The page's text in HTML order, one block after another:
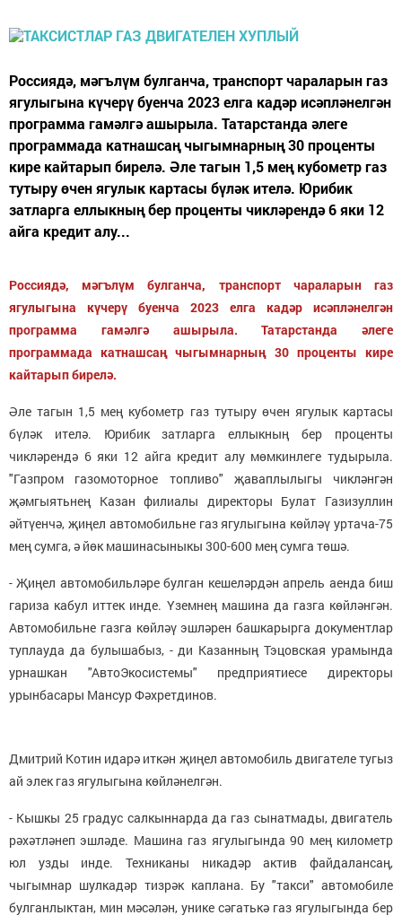
Россиядә, мәгълүм булганча, транспорт чараларын газ
ягулыгына күчерү буенча 2023 елга кадәр исәпләнелгән
программа гамәлгә ашырыла. Татарстанда әлеге
программада катнашсаң чыгымнарның 30 проценты
кире кайтарып бирелә. Әле тагын 1,5 мең кубометр газ
тутыру өчен ягулык картасы бүләк ителә. Юрибик
затларга еллыкның бер проценты чикләрендә 6 яки 12
айга кредит алу...
Россиядә, мәгълүм булганча, транспорт чараларын газ
ягулыгына күчерү буенча 2023 елга кадәр исәпләнелгән
программа гамәлгә ашырыла. Татарстанда әлеге
программада катнашсаң чыгымнарның 30 проценты кире
кайтарып бирелә.
Әле тагын 1,5 мең кубометр газ тутыру өчен ягулык картасы
бүләк ителә. Юрибик затларга еллыкның бер проценты
чикләрендә 6 яки 12 айга кредит алу мөмкинлеге тудырыла.
"Газпром газомоторное топливо" җаваплылыгы чикләнгән
җәмгыятьнең Казан филиалы директоры Булат Газизуллин
әйтүенчә, җиңел автомобильне газ ягулыгына көйләү уртача-75
мең сумга, ә йөк машинасыныкы 300-600 мең сумга төшә.
- Җиңел автомобильләре булган кешеләрдән апрель аенда биш
гариза кабул иттек инде. Үземнең машина да газга көйләнгән.
Автомобильне газга көйләү эшләрен башкарырга документлар
туплауда да булышабыз, - ди Казанның Тэцовская урамында
урнашкан "АвтоЭкосистемы" предприятиесе директоры
урынбасары Мансур Фәхретдинов.
Дмитрий Котин идарә иткән җиңел автомобиль двигателе тугыз
ай элек газ ягулыгына көйләнелгән.
- Кышкы 25 градус салкыннарда да газ сынатмады, двигатель
рәхәтләнеп эшләде. Машина газ ягулыгында 90 мең километр
юл узды инде. Техниканы никадәр актив файдалансаң,
чыгымнар шулкадәр тизрәк каплана. Бу "такси" автомобиле
булганлыктан, мин мәсәлән, унике сәгатькә газ ягулыгында бер